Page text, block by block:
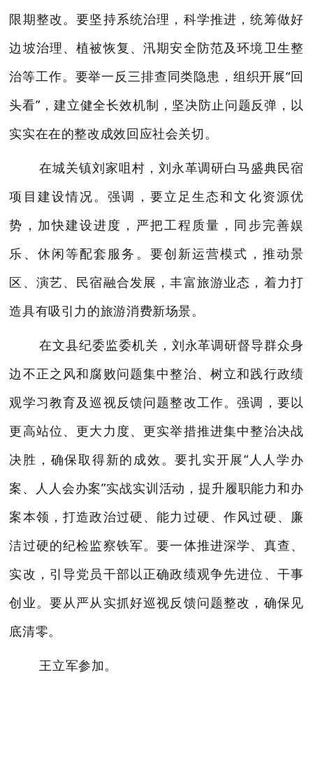
限期整改。要坚持系统治理， 科学推进 ，统筹做好
边坡治理、植被恢复、汛期安全防范及环境卫生整
治等工作。要举一反三排查同类隐患， 组织开展“回
头看”， 建立健全长效机制，坚决防止问题反弹，以
实实在在的整改成效回应社会关切。
在城关镇刘家咀村，刘永革调研白马盛典民宿
项目建设情况。强调， 要立足生态和文化资源优
势， 加快建设进度，严把工程质量，同步完善娱
乐 、休闲等配套服务。要创新运营模式， 推动景
区、演艺、民宿融合发展 ，丰富旅游业态，着力打
造具有吸引力的旅游消费新场景。
在文县纪委监委机关，刘永革调研督导群众身
边不正之风和腐败问题集中整治、树立和践行政绩
观学习教育及巡视反馈问题整改工作。强调， 要以
更高站位、 更大力度、更实举措推进集中整治决战
决胜，确保取得新的成效。要扎实开展“人人学办
案、人人会办案”实战实训活动，提升履职能力和办
案本领，打造政治过硬、能力过硬、作风过硬、廉
洁过硬的纪检监察铁军。要一体推进深学、真查、
实改，引导党员干部以正确政绩观争先进位、 干事
创业。要从严从实抓好巡视反馈问题整改，确保见
底清零。
王立军参加。